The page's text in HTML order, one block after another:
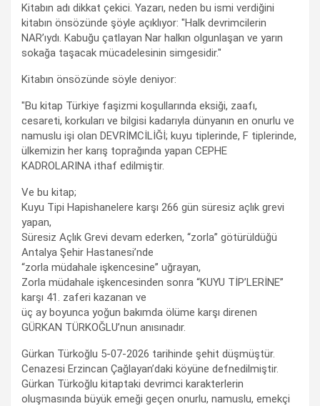
Kitabın adı dikkat çekici. Yazarı, neden bu ismi verdiğini
kitabın önsözünde şöyle açıklıyor: "Halk devrimcilerin
NAR’ıydı. Kabuğu çatlayan Nar halkın olgunlaşan ve yarın
sokağa taşacak mücadelesinin simgesidir."
Kitabın önsözünde söyle deniyor:
"Bu kitap Türkiye faşizmi koşullarında eksiği, zaafı,
cesareti, korkuları ve bilgisi kadarıyla dünyanın en onurlu ve
namuslu işi olan DEVRİMCİLİĞİ; kuyu tiplerinde, F tiplerinde,
ülkemizin her karış toprağında yapan CEPHE
KADROLARINA ithaf edilmiştir.
Ve bu kitap;
Kuyu Tipi Hapishanelere karşı 266 gün süresiz açlık grevi
yapan,
Süresiz Açlık Grevi devam ederken, “zorla” götürüldüğü
Antalya Şehir Hastanesi’nde
“zorla müdahale işkencesine” uğrayan,
Zorla müdahale işkencesinden sonra “KUYU TİP’LERİNE”
karşı 41. zaferi kazanan ve
üç ay boyunca yoğun bakımda ölüme karşı direnen
GÜRKAN TÜRKOĞLU’nun anısınadır.
Gürkan Türkoğlu 5-07-2026 tarihinde şehit düşmüştür.
Cenazesi Erzincan Çağlayan’daki köyüne defnedilmiştir.
Gürkan Türkoğlu kitaptaki devrimci karakterlerin
oluşmasında büyük emeği geçen onurlu, namuslu, emekçi